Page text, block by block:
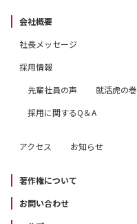
会社概要
社長メッセージ
採用情報
先輩社員の声
就活虎の巻
採用に関するQ＆A
アクセス お知らせ
著作権について
お問い合わせ